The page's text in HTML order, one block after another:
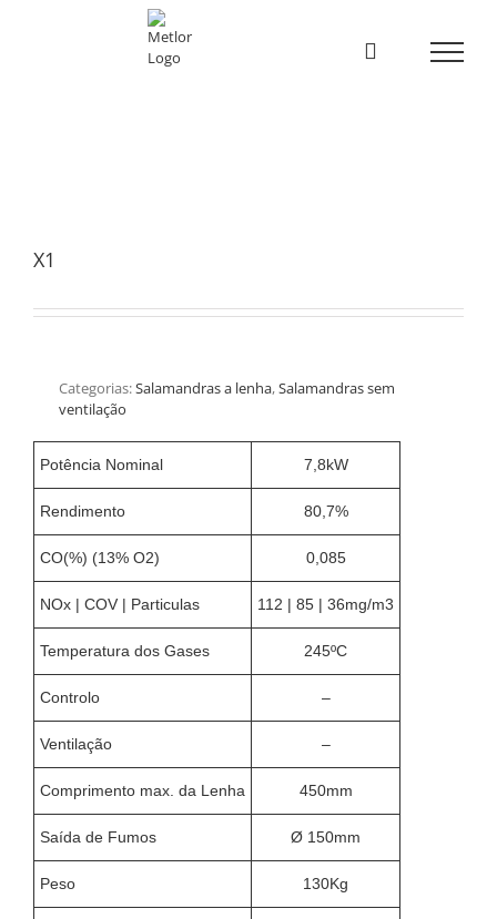
X1
Potência Nominal 7,8kW
Rendimento 80,7%
CO(%) (13% O2) 0,085
NOx | COV | Particulas 112 | 85 | 36mg/m3
Temperatura dos Gases 245ºC
Controlo –
Ventilação –
Comprimento max. da Lenha 450mm
Saída de Fumos Ø 150mm
Peso 130Kg
Categorias:Salamandras a lenha,Salamandras sem
ventilação